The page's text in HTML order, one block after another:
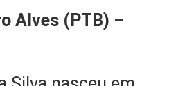
Alves (PTB) –